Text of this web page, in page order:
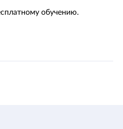
обучению.